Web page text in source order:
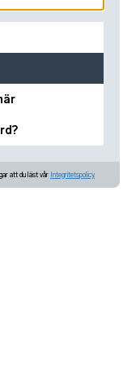
att du läst vår Integritetspolicy.